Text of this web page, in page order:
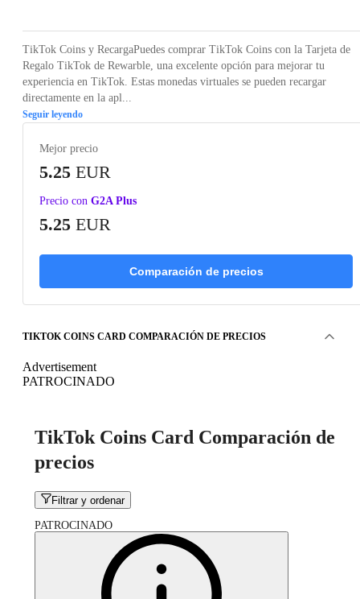
TikTok Coins y RecargaPuedes comprar TikTok Coins con la Tarjeta de
Regalo TikTok de Rewarble, una excelente opción para mejorar tu
experiencia en TikTok. Estas monedas virtuales se pueden recargar
directamente en la apl...
Seguir leyendo
Mejor precio
5.25 EUR
Precio con G2A Plus
5.25 EUR
Comparación de precios
TIKTOK COINS CARD COMPARACIÓN DE PRECIOS
Advertisement
PATROCINADO
TikTok Coins Card Comparación de
precios
Filtrar y ordenar
PATROCINADO